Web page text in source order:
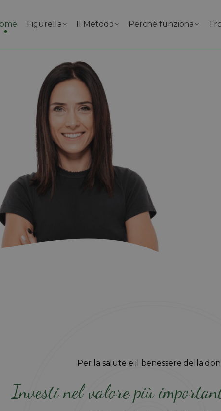
Figurella Il Metodo Perché funziona
Per la salute e il benessere della
Investi nel valore più